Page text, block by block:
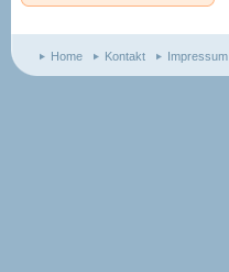
Home Kontakt Impressum